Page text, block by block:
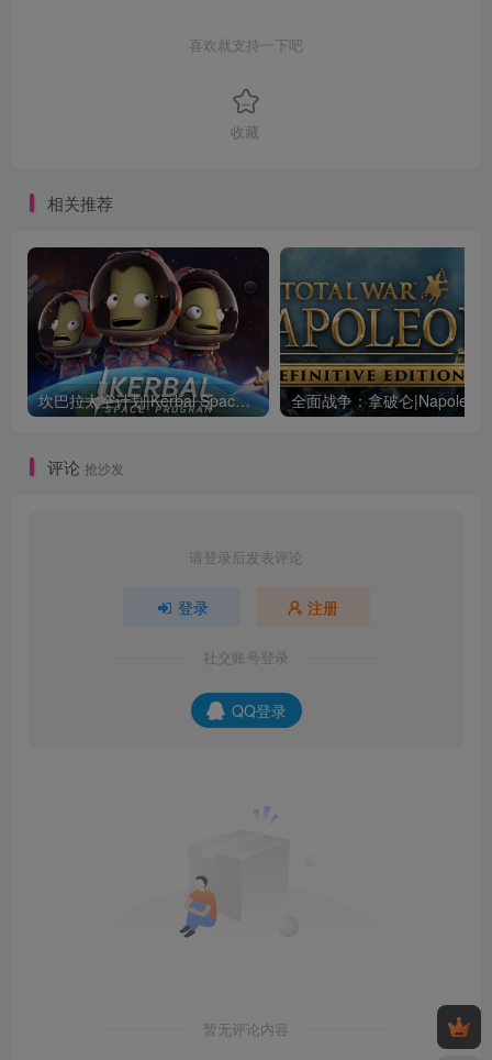
喜欢就支持一下吧
收藏
相关推荐
坎巴拉太空计划|Kerbal Space Program|1.12.5.3190|整合全DLC
评论 抢沙发
请登录后发表评论
登录 注册
社交账号登录
QQ登录
暂无评论内容